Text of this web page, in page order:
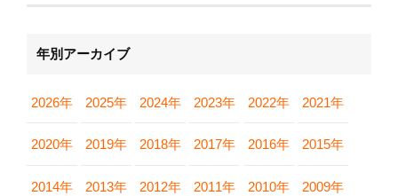
年別アーカイブ
2026年 2025年 2024年 2023年 2022年 2021年
2020年 2019年 2018年 2017年 2016年 2015年
2014年 2013年 2012年 2011年 2010年 2009年